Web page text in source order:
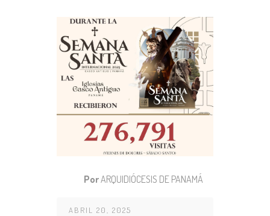
PorARQUIDIÓCESIS DE PANAMÁ
ABRIL 20, 2025